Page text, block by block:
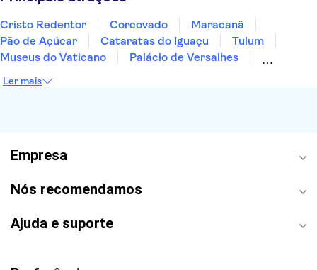
Cristo Redentor Corcovado
Maracanã
Pão de Açúcar
Cataratas do Iguaçu
Tulum
Museus do Vaticano
Palácio de Versalhes
Museu do Louvre
Ler mais
Empresa
Nós recomendamos
Ajuda e suporte